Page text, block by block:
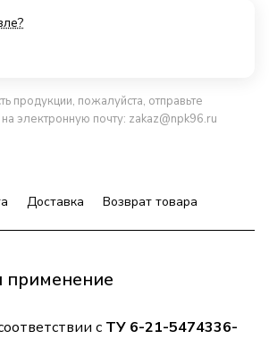
продукции, пожалуйста, отправьте
электронную почту: zakaz@npk96.ru
Доставка Возврат товара
применение
с ТУ 6-21-5474336-